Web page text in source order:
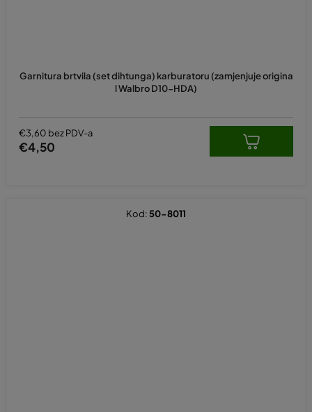
Garnitura brtvila (set dihtunga) karburatoru (zamjenjuje origina
l Walbro D10-HDA)
€3,60 bez PDV-a
€4,50
Kod: 50-8011